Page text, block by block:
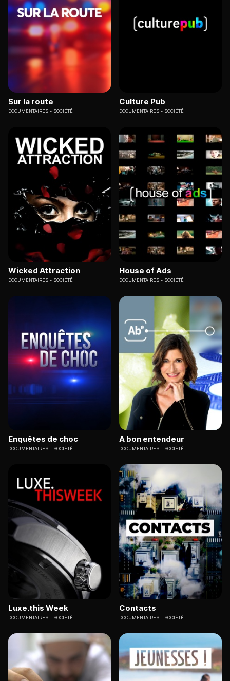
Sur la route
DOCUMENTAIRES SOCIÉTÉ
Culture Pub
DOCUMENTAIRES SOCIÉTÉ
Wicked Attraction
DOCUMENTAIRES SOCIÉTÉ
House of Ads
DOCUMENTAIRES SOCIÉTÉ
Enquêtes de choc
DOCUMENTAIRES SOCIÉTÉ
A bon entendeur
DOCUMENTAIRES SOCIÉTÉ
Luxe.this Week
DOCUMENTAIRES SOCIÉTÉ
Contacts
DOCUMENTAIRES SOCIÉTÉ